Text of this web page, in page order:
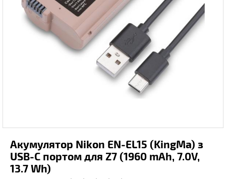
Акумулятор Nikon EN-EL15 (KingMa) з
USB-C портом для Z7 (1960 mAh, 7.0V,
13.7 Wh)